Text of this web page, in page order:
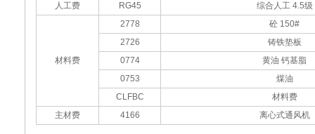
人工费 RG45 综合人工 4.5级
材料费
2778
砼 150#
2726
铸铁垫板
0774
黄油 钙基脂
0753
煤油
CLFBC
材料费
主材费
4166 离心式通风机